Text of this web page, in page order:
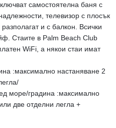
самостоятелна баня с
телевизор с плосък
и с балкон. Всички
Стаите в Palm Beach Club
WiFi, а някои стаи имат
:максимално настаняване 2
море/градина :максимално
две отделни легла +